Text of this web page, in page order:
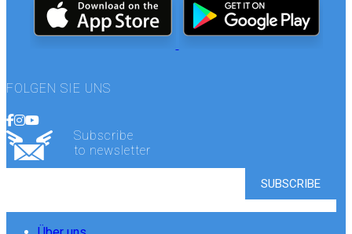
FOLGEN SIE UNS
Subscribe
to newsletter